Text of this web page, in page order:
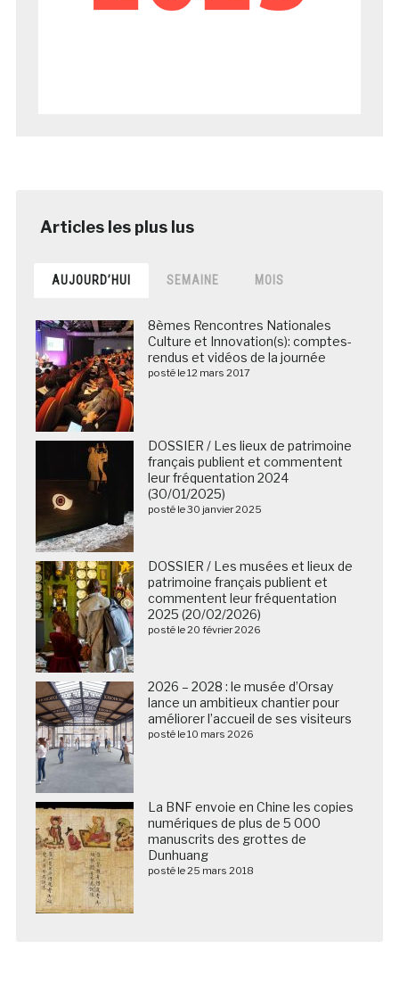
AUJOURD’HUI SEMAINE MOIS
8èmes Rencontres Nationales
Culture et Innovation(s): comptes-
rendus et vidéos de la journée
posté le 12 mars 2017
DOSSIER / Les lieux de patrimoine
français publient et commentent
leur fréquentation 2024
(30/01/2025)
posté le 30 janvier 2025
DOSSIER / Les musées et lieux de
patrimoine français publient et
commentent leur fréquentation
2025 (20/02/2026)
posté le 20 février 2026
2026 – 2028 : le musée d’Orsay
lance un ambitieux chantier pour
améliorer l’accueil de ses visiteurs
posté le 10 mars 2026
La BNF envoie en Chine les copies
numériques de plus de 5 000
manuscrits des grottes de
Dunhuang
posté le 25 mars 2018